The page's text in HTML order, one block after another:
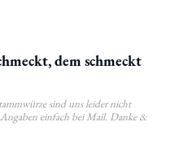
dem schmeckt
sind uns leider nicht
einfach bei Mail. Danke &